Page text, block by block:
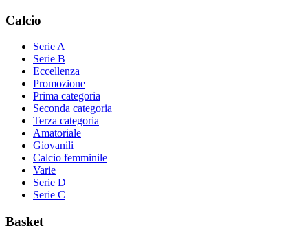
Calcio
Serie A
Serie B
Eccellenza
Promozione
Prima categoria
Seconda categoria
Terza categoria
Amatoriale
Giovanili
Calcio femminile
Varie
Serie D
Serie C
Basket